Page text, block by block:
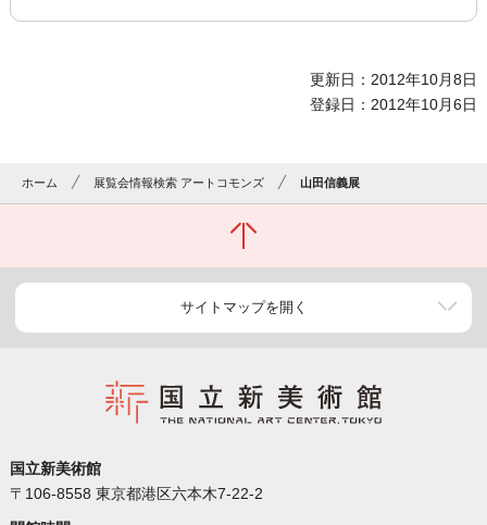
更新日：2012年10月8日
登録日：2012年10月6日
ホーム 展覧会情報検索 アートコモンズ 山田信義展
サイトマップを開く
国立新美術館
〒106-8558 東京都港区六本木7-22-2